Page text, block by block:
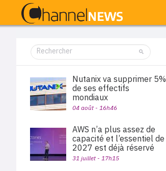
Nutanix va supprimer 5%
de ses effectifs
mondiaux
04 août - 16h46
AWS n’a plus assez de
capacité et l’essentiel de
2027 est déjà réservé
31 juillet - 17h15